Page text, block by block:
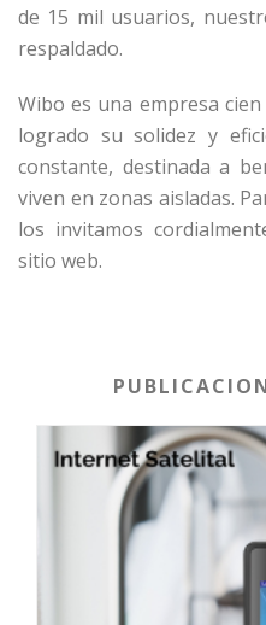
de 15 mil usuarios,
respaldado.
Wibo es una empresa
logrado su solidez y
constante, destinada a
viven en zonas aisladas.
los invitamos
sitio web.